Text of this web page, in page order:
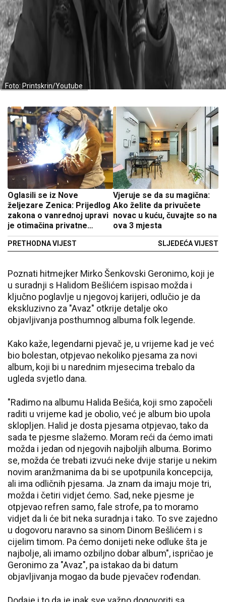
Foto: Printskrin/Youtube
Oglasili se iz Nove
željezare Zenica: Prijedlog
zakona o vanrednoj upravi
je otimačina privatne
imovine
PRETHODNA VIJEST
Vjeruje se da su magična:
Ako želite da privučete
novac u kuću, čuvajte so na
ova 3 mjesta
SLJEDEĆA VIJEST
Poznati hitmejker Mirko Šenkovski Geronimo, koji je
u suradnji s Halidom Bešlićem ispisao možda i
ključno poglavlje u njegovoj karijeri, odlučio je da
ekskluzivno za "Avaz" otkrije detalje oko
objavljivanja posthumnog albuma folk legende.
Kako kaže, legendarni pjevač je, u vrijeme kad je već
bio bolestan, otpjevao nekoliko pjesama za novi
album, koji bi u narednim mjesecima trebalo da
ugleda svjetlo dana.
"Radimo na albumu Halida Bešića, koji smo započeli
raditi u vrijeme kad je obolio, već je album bio upola
sklopljen. Halid je dosta pjesama otpjevao, tako da
sada te pjesme slažemo. Moram reći da ćemo imati
možda i jedan od njegovih najboljih albuma. Borimo
se, možda će trebati izvući neke dvije starije u nekim
novim aranžmanima da bi se upotpunila koncepcija,
ali ima odličnih pjesama. Ja znam da imaju moje tri,
možda i četiri vidjet ćemo. Sad, neke pjesme je
otpjevao refren samo, fale strofe, pa to moramo
vidjet da li će bit neka suradnja i tako. To sve zajedno
u dogovoru naravno sa sinom Dinom Bešlićem i s
cijelim timom. Pa ćemo donijeti neke odluke šta je
najbolje, ali imamo ozbiljno dobar album", ispričao je
Geronimo za "Avaz", pa istakao da bi datum
objavljivanja mogao da bude pjevačev rođendan.